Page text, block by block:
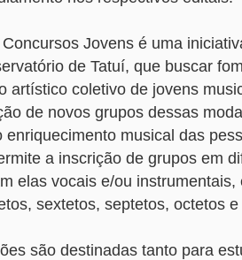
Jovens é uma
de Tatuí, que buscar
artístico coletivo de jovens
de novos grupos dessas
enriquecimento musical das
a inscrição de grupos em
elas vocais e/ou instrumentais,
sextetos, septetos, octetos
são destinadas tanto para